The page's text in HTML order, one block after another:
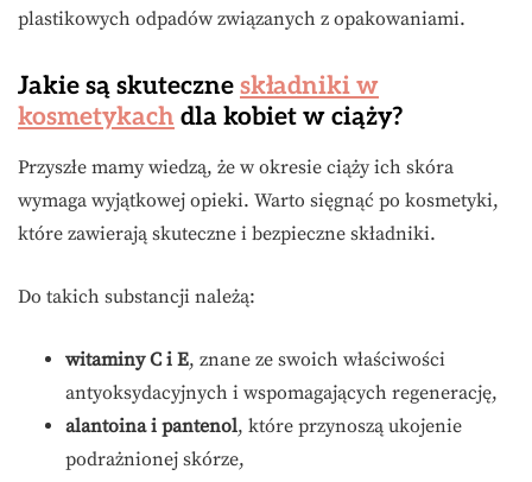
plastikowych odpadów związanych z opakowaniami.
Jakie są skuteczne składniki w
kosmetykach dla kobiet w ciąży?
Przyszłe mamy wiedzą, że w okresie ciąży ich skóra
wymaga wyjątkowej opieki. Warto sięgnąć po kosmetyki,
które zawierają skuteczne i bezpieczne składniki.
Do takich substancji należą:
witaminy C i E, znane ze swoich właściwości
antyoksydacyjnych i wspomagających regenerację,
alantoina i pantenol, które przynoszą ukojenie
podrażnionej skórze,